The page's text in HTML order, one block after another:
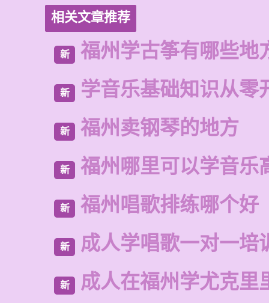
相关文章推荐
新 福州学古筝有哪些地
新 学音乐基础知识从零
新 福州卖钢琴的地方
新 福州哪里可以学音乐
新 福州唱歌排练哪个好
新 成人学唱歌一对一培
新 成人在福州学尤克里